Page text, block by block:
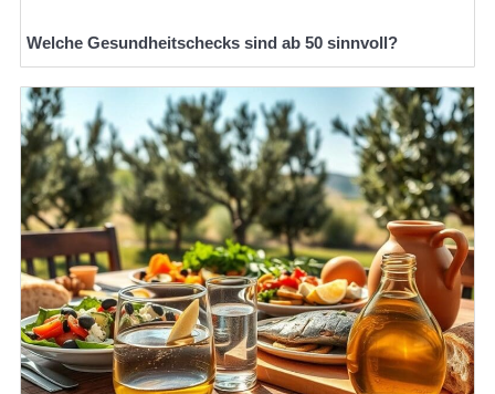
Welche Gesundheitschecks sind ab 50 sinnvoll?